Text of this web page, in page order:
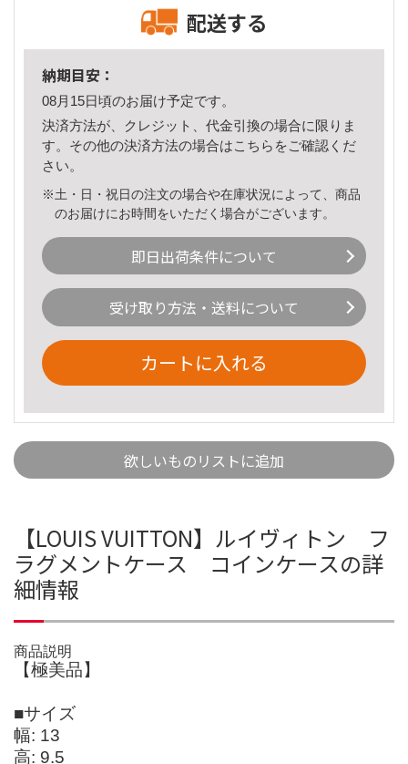
配送する
納期目安：
08月15日頃のお届け予定です。
決済方法が、クレジット、代金引換の場合に限りま
す。その他の決済方法の場合はこちら をご確認くだ
さい。
※土・日・祝日の注文の場合や在庫状況によって、商品
のお届けにお時間をいただく場合がございます。
即日出荷条件について
受け取り方法・送料について
カートに入れる
欲しいものリストに追加
【LOUIS VUITTON】ルイヴィトン フ
ラグメントケース コインケースの詳
細情報
商品説明
【極美品】
■サイズ
幅: 13
高: 9.5